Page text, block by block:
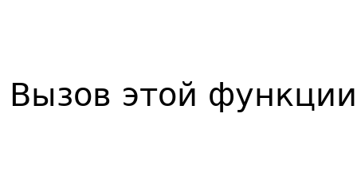
Вызов этой